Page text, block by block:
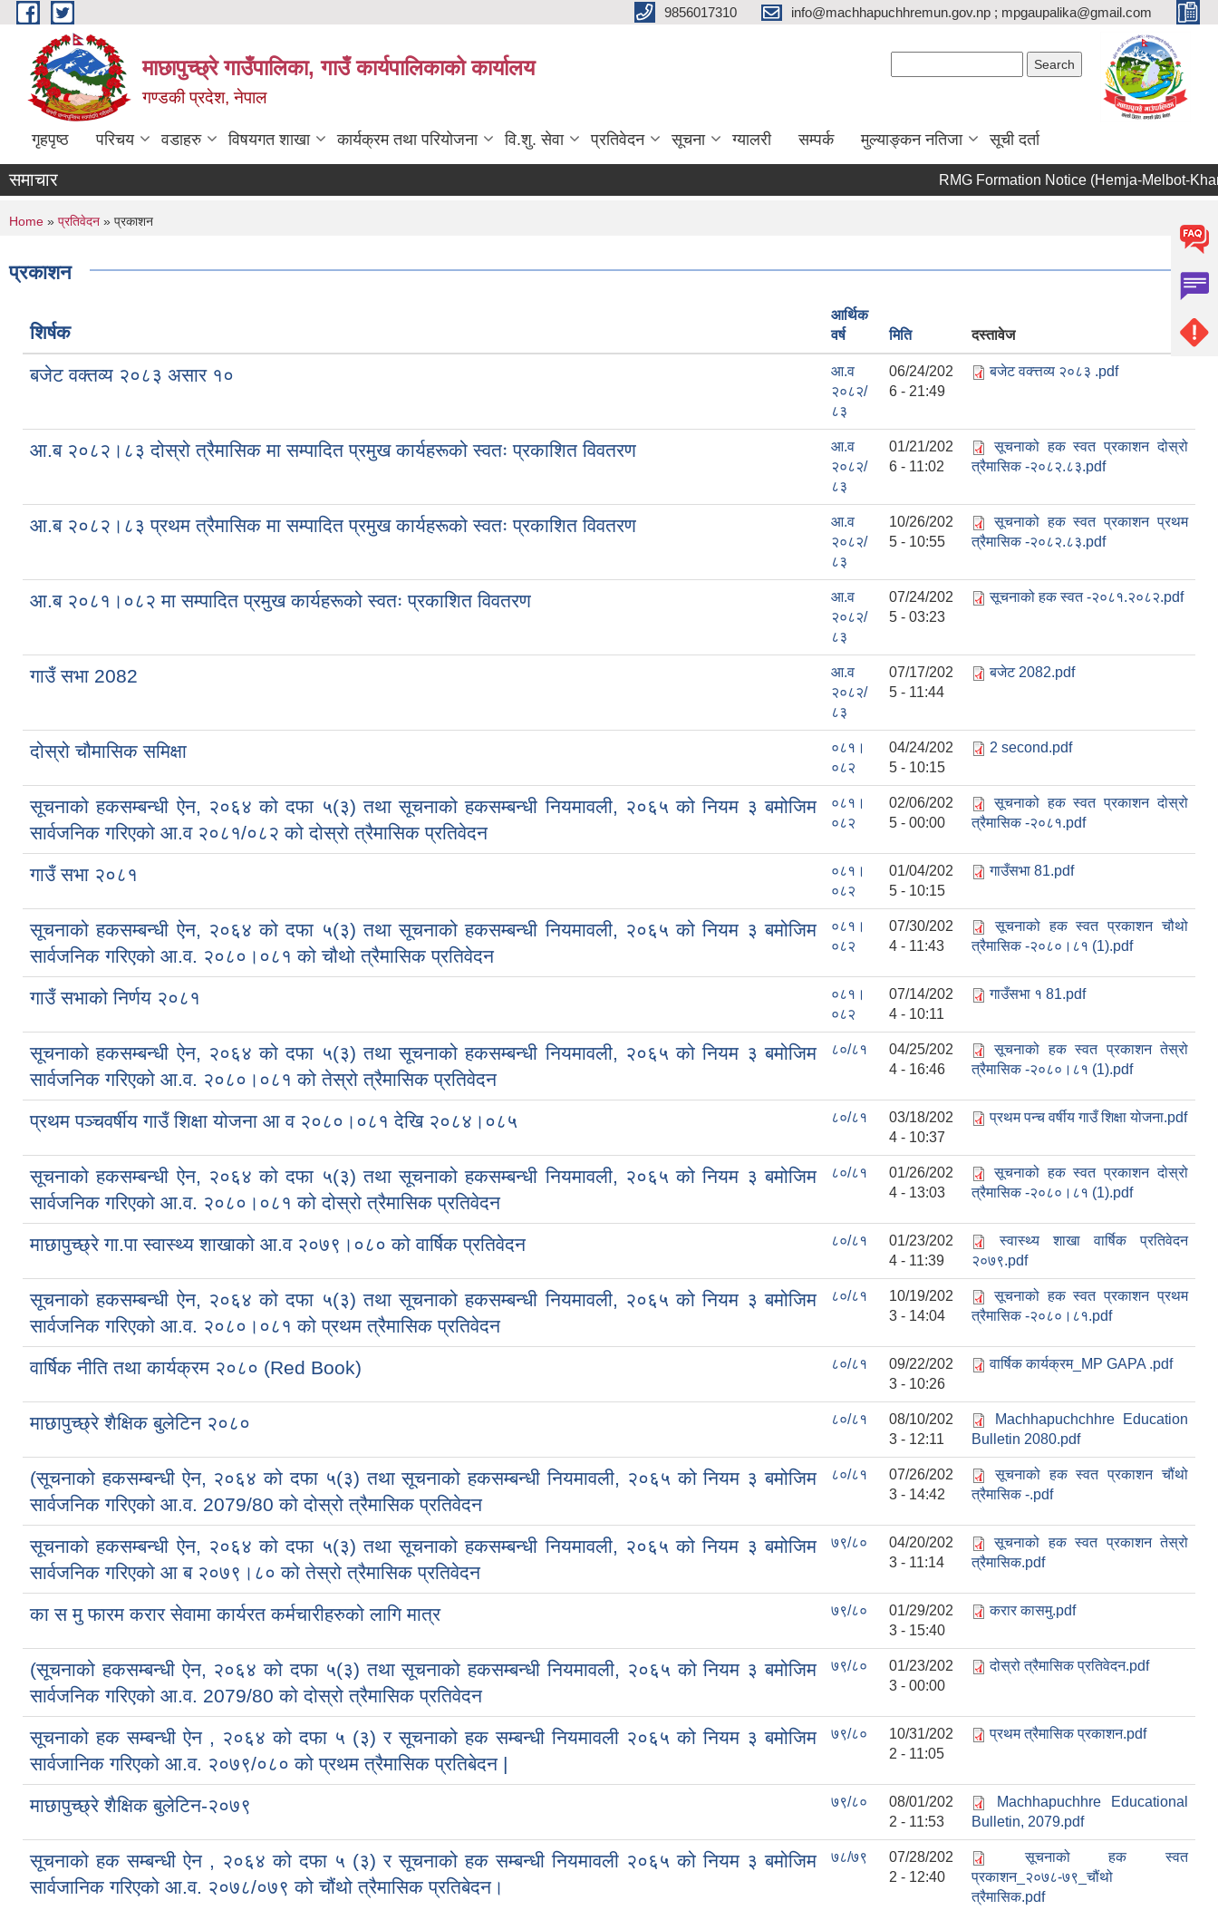
Skip to main content 9856017310 info@machhapuchhremun.gov.np ; mpgaupalika@gmail.com
माछापुच्छ्रे गाउँपालिका, गाउँ कार्यपालिकाको कार्यालय
गण्डकी प्रदेश, नेपाल
गृहपृष्ठ परिचय वडाहरु विषयगत शाखा कार्यक्रम तथा परियोजना वि.शु. सेवा प्रतिवेदन सूचना ग्यालरी सम्पर्क मुल्याङ्कन नतिजा सूची दर्ता
समाचार RMG Formation Notice (Hemja-Melbot-
You are here
Home » प्रतिवेदन » प्रकाशन
प्रकाशन
शिर्षक
आर्थिक
वर्ष
मिति दस्तावेज
बजेट वक्तव्य २०८३ असार १०
आ.व
२०८२/
८३
06/24/202
6 - 21:49
बजेट वक्त्तव्य २०८३ .pdf
आ.ब २०८२।८३ दोस्रो त्रैमासिक मा सम्पादित प्रमुख कार्यहरूको स्वतः प्रकाशित विवतरण
आ.व
२०८२/
८३
01/21/202
6 - 11:02
सूचनाको हक स्वत प्रकाशन दोस्रो
त्रैमासिक -२०८२.८३.pdf
आ.ब २०८२।८३ प्रथम त्रैमासिक मा सम्पादित प्रमुख कार्यहरूको स्वतः प्रकाशित विवतरण
आ.व
२०८२/
८३
10/26/202
5 - 10:55
सूचनाको हक स्वत प्रकाशन प्रथम
त्रैमासिक -२०८२.८३.pdf
आ.ब २०८१।०८२ मा सम्पादित प्रमुख कार्यहरूको स्वतः प्रकाशित विवतरण
आ.व
२०८२/
८३
07/24/202
5 - 03:23
सूचनाको हक स्वत -२०८१.२०८२.pdf
गाउँ सभा 2082
आ.व
२०८२/
८३
07/17/202
5 - 11:44
बजेट 2082.pdf
दोस्रो चौमासिक समिक्षा
०८१।
०८२
04/24/202
5 - 10:15
2 second.pdf
सूचनाको हकसम्बन्धी ऐन, २०६४ को दफा ५(३) तथा सूचनाको हकसम्बन्धी नियमावली, २०६५ को नियम ३ बमोजिम
सार्वजनिक गरिएको आ.व २०८१/०८२ को दोस्रो त्रैमासिक प्रतिवेदन
०८१।
०८२
02/06/202
5 - 00:00
सूचनाको हक स्वत प्रकाशन दोस्रो
त्रैमासिक -२०८१.pdf
गाउँ सभा २०८१
०८१।
०८२
01/04/202
5 - 10:15
गाउँसभा 81.pdf
सूचनाको हकसम्बन्धी ऐन, २०६४ को दफा ५(३) तथा सूचनाको हकसम्बन्धी नियमावली, २०६५ को नियम ३ बमोजिम
सार्वजनिक गरिएको आ.व. २०८०।०८१ को चौथो त्रैमासिक प्रतिवेदन
०८१।
०८२
07/30/202
4 - 11:43
सूचनाको हक स्वत प्रकाशन चौथो
त्रैमासिक -२०८०।८१ (1).pdf
गाउँ सभाको निर्णय २०८१
०८१।
०८२
07/14/202
4 - 10:11
गाउँसभा १ 81.pdf
सूचनाको हकसम्बन्धी ऐन, २०६४ को दफा ५(३) तथा सूचनाको हकसम्बन्धी नियमावली, २०६५ को नियम ३ बमोजिम
सार्वजनिक गरिएको आ.व. २०८०।०८१ को तेस्रो त्रैमासिक प्रतिवेदन
८०/८१
04/25/202
4 - 16:46
सूचनाको हक स्वत प्रकाशन तेस्रो
त्रैमासिक -२०८०।८१ (1).pdf
प्रथम पञ्चवर्षीय गाउँ शिक्षा योजना आ व २०८०।०८१ देखि २०८४।०८५ ८०/८१
03/18/202
4 - 10:37
प्रथम पन्च वर्षीय गाउँ शिक्षा योजना.pdf
सूचनाको हकसम्बन्धी ऐन, २०६४ को दफा ५(३) तथा सूचनाको हकसम्बन्धी नियमावली, २०६५ को नियम ३ बमोजिम
सार्वजनिक गरिएको आ.व. २०८०।०८१ को दोस्रो त्रैमासिक प्रतिवेदन
८०/८१
01/26/202
4 - 13:03
सूचनाको हक स्वत प्रकाशन दोस्रो
त्रैमासिक -२०८०।८१ (1).pdf
माछापुच्छ्रे गा.पा स्वास्थ्य शाखाको आ.व २०७९।०८० को वार्षिक प्रतिवेदन ८०/८१
01/23/202
4 - 11:39
स्वास्थ्य शाखा वार्षिक प्रतिवेदन
२०७९.pdf
सूचनाको हकसम्बन्धी ऐन, २०६४ को दफा ५(३) तथा सूचनाको हकसम्बन्धी नियमावली, २०६५ को नियम ३ बमोजिम
सार्वजनिक गरिएको आ.व. २०८०।०८१ को प्रथम त्रैमासिक प्रतिवेदन
८०/८१
10/19/202
3 - 14:04
सूचनाको हक स्वत प्रकाशन प्रथम
त्रैमासिक -२०८०।८१.pdf
वार्षिक नीति तथा कार्यक्रम २०८० (Red Book) ८०/८१
09/22/202
3 - 10:26
वार्षिक कार्यक्रम_MP GAPA .pdf
माछापुच्छ्रे शैक्षिक बुलेटिन २०८० ८०/८१
08/10/202
3 - 12:11
Machhapuchchhre Education
Bulletin 2080.pdf
(सूचनाको हकसम्बन्धी ऐन, २०६४ को दफा ५(३) तथा सूचनाको हकसम्बन्धी नियमावली, २०६५ को नियम ३ बमोजिम
सार्वजनिक गरिएको आ.व. 2079/80 को दोस्रो त्रैमासिक प्रतिवेदन
८०/८१
07/26/202
3 - 14:42
सूचनाको हक स्वत प्रकाशन चौंथो
त्रैमासिक -.pdf
सूचनाको हकसम्बन्धी ऐन, २०६४ को दफा ५(३) तथा सूचनाको हकसम्बन्धी नियमावली, २०६५ को नियम ३ बमोजिम
सार्वजनिक गरिएको आ ब २०७९।८० को तेस्रो त्रैमासिक प्रतिवेदन
७९/८०
04/20/202
3 - 11:14
सूचनाको हक स्वत प्रकाशन तेस्रो
त्रैमासिक.pdf
का स मु फारम करार सेवामा कार्यरत कर्मचारीहरुको लागि मात्र ७९/८०
01/29/202
3 - 15:40
करार कासमु.pdf
(सूचनाको हकसम्बन्धी ऐन, २०६४ को दफा ५(३) तथा सूचनाको हकसम्बन्धी नियमावली, २०६५ को नियम ३ बमोजिम
सार्वजनिक गरिएको आ.व. 2079/80 को दोस्रो त्रैमासिक प्रतिवेदन
७९/८०
01/23/202
3 - 00:00
दोस्रो त्रैमासिक प्रतिवेदन.pdf
सूचनाको हक सम्बन्धी ऐन , २०६४ को दफा ५ (३) र सूचनाको हक सम्बन्धी नियमावली २०६५ को नियम ३ बमोजिम
सार्वजानिक गरिएको आ.व. २०७९/०८० को प्रथम त्रैमासिक प्रतिबेदन |
७९/८०
10/31/202
2 - 11:05
प्रथम त्रैमासिक प्रकाशन.pdf
माछापुच्छ्रे शैक्षिक बुलेटिन-२०७९ ७९/८०
08/01/202
2 - 11:53
Machhapuchhre Educational
Bulletin, 2079.pdf
सूचनाको हक सम्बन्धी ऐन , २०६४ को दफा ५ (३) र सूचनाको हक सम्बन्धी नियमावली २०६५ को नियम ३ बमोजिम
सार्वजानिक गरिएको आ.व. २०७८/०७९ को चौंथो त्रैमासिक प्रतिबेदन।
७८/७९
07/28/202
2 - 12:40
सूचनाको हक स्वत
प्रकाशन_२०७८-७९_चौंथो
त्रैमासिक.pdf